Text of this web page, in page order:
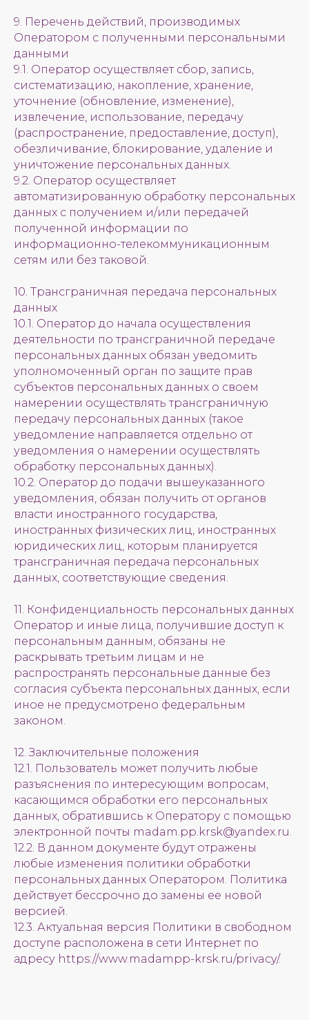
9. Перечень действий, производимых
Оператором с полученными персональными
данными
9.1. Оператор осуществляет сбор, запись,
систематизацию, накопление, хранение,
уточнение (обновление, изменение),
извлечение, использование, передачу
(распространение, предоставление, доступ),
обезличивание, блокирование, удаление и
уничтожение персональных данных.
9.2. Оператор осуществляет
автоматизированную обработку персональных
данных с получением и/или передачей
полученной информации по
информационно-телекоммуникационным
сетям или без таковой.
10. Трансграничная передача персональных
данных
10.1. Оператор до начала осуществления
деятельности по трансграничной передаче
персональных данных обязан уведомить
уполномоченный орган по защите прав
субъектов персональных данных о своем
намерении осуществлять трансграничную
передачу персональных данных (такое
уведомление направляется отдельно от
уведомления о намерении осуществлять
обработку персональных данных).
10.2. Оператор до подачи вышеуказанного
уведомления, обязан получить от органов
власти иностранного государства,
иностранных физических лиц, иностранных
юридических лиц, которым планируется
трансграничная передача персональных
данных, соответствующие сведения.
11. Конфиденциальность персональных данных
Оператор и иные лица, получившие доступ к
персональным данным, обязаны не
раскрывать третьим лицам и не
распространять персональные данные без
согласия субъекта персональных данных, если
иное не предусмотрено федеральным
законом.
12. Заключительные положения
12.1. Пользователь может получить любые
разъяснения по интересующим вопросам,
касающимся обработки его персональных
данных, обратившись к Оператору с помощью
электронной почты madam.pp.krsk@yandex.ru.
12.2. В данном документе будут отражены
любые изменения политики обработки
персональных данных Оператором. Политика
действует бессрочно до замены ее новой
версией.
12.3. Актуальная версия Политики в свободном
доступе расположена в сети Интернет по
адресу https://www.madampp-krsk.ru/privacy/.